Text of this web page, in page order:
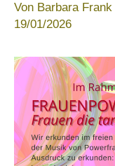
Von Barbara
19/01/2026